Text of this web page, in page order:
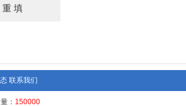
联系我们
： 150000